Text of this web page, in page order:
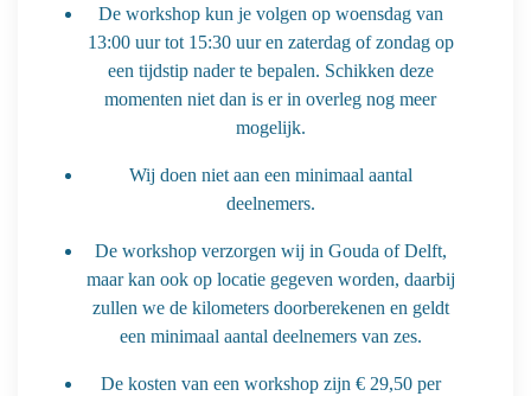
De workshop kun je volgen op woensdag van
13:00 uur tot 15:30 uur en zaterdag of zondag op
een tijdstip nader te bepalen. Schikken deze
momenten niet dan is er in overleg nog meer
mogelijk.
Wij doen niet aan een minimaal aantal
deelnemers.
De workshop verzorgen wij in Gouda of Delft,
maar kan ook op locatie gegeven worden, daarbij
zullen we de kilometers doorberekenen en geldt
een minimaal aantal deelnemers van zes.
De kosten van een workshop zijn € 29,50 per